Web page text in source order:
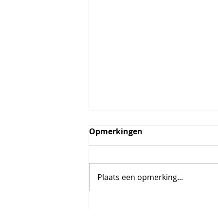
Opmerkingen
Plaats een opmerking...